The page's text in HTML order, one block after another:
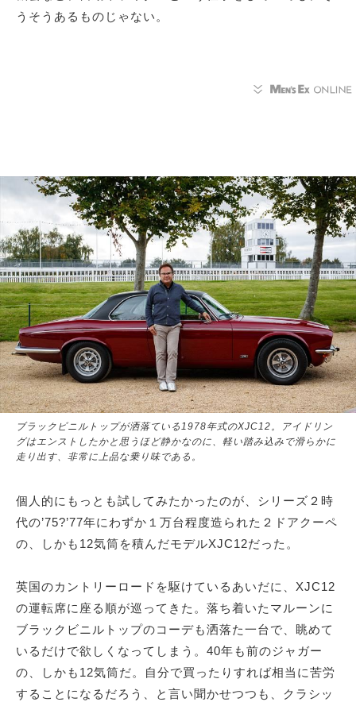
うそうあるものじゃない。
ブラックビニルトップが洒落ている1978年式のXJC12。アイドリン
グはエンストしたかと思うほど静かなのに、軽い踏み込みで滑らかに
走り出す、非常に上品な乗り味である。
個人的にもっとも試してみたかったのが、シリーズ２時
代の’75?’77年にわずか１万台程度造られた２ドアクーペ
の、しかも12気筒を積んだモデルXJC12だった。
英国のカントリーロードを駆けているあいだに、XJC12
の運転席に座る順が巡ってきた。落ち着いたマルーンに
ブラックビニルトップのコーデも洒落た一台で、眺めて
いるだけで欲しくなってしまう。40年も前のジャガー
の、しかも12気筒だ。自分で買ったりすれば相当に苦労
することになるだろう、と言い聞かせつつも、クラシッ